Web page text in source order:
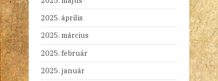
2025. április
2025. március
2025. február
2025. január